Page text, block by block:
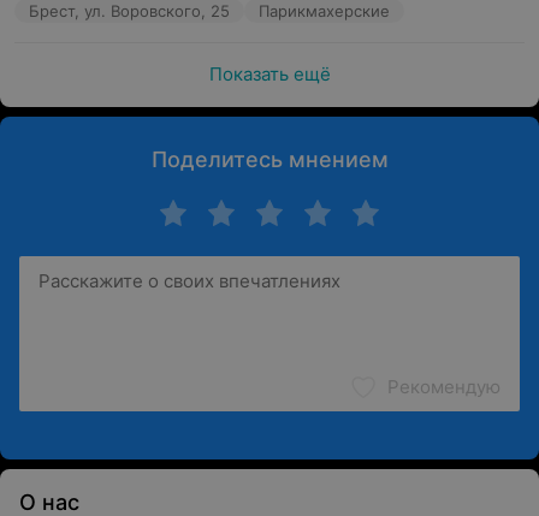
Брест, ул. Воровского, 25 Парикмахерские
Показать ещё
Поделитесь мнением
Рекомендую
О нас